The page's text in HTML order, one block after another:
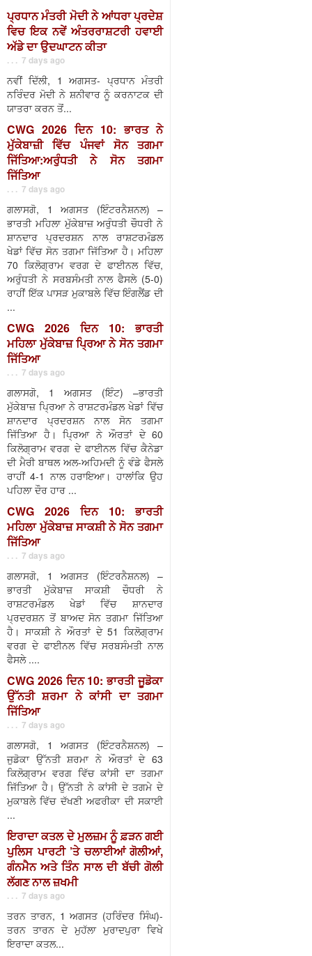
ਪ੍ਰਧਾਨ ਮੰਤਰੀ ਮੋਦੀ ਨੇ ਆਂਧਰਾ ਪ੍ਰਦੇਸ਼
ਵਿਚ ਇਕ ਨਵੇਂ ਅੰਤਰਰਾਸ਼ਟਰੀ ਹਵਾਈ
ਅੱਡੇ ਦਾ ਉਦਘਾਟਨ ਕੀਤਾ
. . . 7 days ago
ਨਵੀਂ ਦਿੱਲੀ, 1 ਅਗਸਤ- ਪ੍ਰਧਾਨ ਮੰਤਰੀ
ਨਰਿੰਦਰ ਮੋਦੀ ਨੇ ਸ਼ਨੀਵਾਰ ਨੂੰ ਕਰਨਾਟਕ ਦੀ
ਯਾਤਰਾ ਕਰਨ ਤੋਂ...
CWG 2026 ਦਿਨ 10: ਭਾਰਤ ਨੇ
ਮੁੱਕੇਬਾਜ਼ੀ ਵਿੱਚ ਪੰਜਵਾਂ ਸੋਨ ਤਗਮਾ
ਜਿੱਤਿਆ:ਅਰੁੰਧਤੀ ਨੇ ਸੋਨ ਤਗਮਾ
ਜਿੱਤਿਆ
. . . 7 days ago
ਗਲਾਸਗੋ, 1 ਅਗਸਤ (ਇੰਟਰਨੈਸ਼ਨਲ) –
ਭਾਰਤੀ ਮਹਿਲਾ ਮੁੱਕੇਬਾਜ਼ ਅਰੁੰਧਤੀ ਚੌਧਰੀ ਨੇ
ਸ਼ਾਨਦਾਰ ਪ੍ਰਦਰਸ਼ਨ ਨਾਲ ਰਾਸ਼ਟਰਮੰਡਲ
ਖੇਡਾਂ ਵਿੱਚ ਸੋਨ ਤਗਮਾ ਜਿੱਤਿਆ ਹੈ। ਮਹਿਲਾ
70 ਕਿਲੋਗ੍ਰਾਮ ਵਰਗ ਦੇ ਫਾਈਨਲ ਵਿੱਚ,
ਅਰੁੰਧਤੀ ਨੇ ਸਰਬਸੰਮਤੀ ਨਾਲ ਫੈਸਲੇ (5-0)
ਰਾਹੀਂ ਇੱਕ ਪਾਸੜ ਮੁਕਾਬਲੇ ਵਿੱਚ ਇੰਗਲੈਂਡ ਦੀ
...
CWG 2026 ਦਿਨ 10: ਭਾਰਤੀ
ਮਹਿਲਾ ਮੁੱਕੇਬਾਜ਼ ਪ੍ਰਿਆ ਨੇ ਸੋਨ ਤਗਮਾ
ਜਿੱਤਿਆ
. . . 7 days ago
ਗਲਾਸਗੋ, 1 ਅਗਸਤ (ਇੰਟ) –ਭਾਰਤੀ
ਮੁੱਕੇਬਾਜ਼ ਪ੍ਰਿਆ ਨੇ ਰਾਸ਼ਟਰਮੰਡਲ ਖੇਡਾਂ ਵਿੱਚ
ਸ਼ਾਨਦਾਰ ਪ੍ਰਦਰਸ਼ਨ ਨਾਲ ਸੋਨ ਤਗਮਾ
ਜਿੱਤਿਆ ਹੈ। ਪ੍ਰਿਆ ਨੇ ਔਰਤਾਂ ਦੇ 60
ਕਿਲੋਗ੍ਰਾਮ ਵਰਗ ਦੇ ਫਾਈਨਲ ਵਿੱਚ ਕੈਨੇਡਾ
ਦੀ ਮੈਰੀ ਬਾਥਲ ਅਲ-ਅਹਿਮਦੀ ਨੂੰ ਵੰਡੇ ਫੈਸਲੇ
ਰਾਹੀਂ 4-1 ਨਾਲ ਹਰਾਇਆ। ਹਾਲਾਂਕਿ ਉਹ
ਪਹਿਲਾ ਦੌਰ ਹਾਰ ...
CWG 2026 ਦਿਨ 10: ਭਾਰਤੀ
ਮਹਿਲਾ ਮੁੱਕੇਬਾਜ਼ ਸਾਕਸ਼ੀ ਨੇ ਸੋਨ ਤਗਮਾ
ਜਿੱਤਿਆ
. . . 7 days ago
ਗਲਾਸਗੋ, 1 ਅਗਸਤ (ਇੰਟਰਨੈਸ਼ਨਲ) –
ਭਾਰਤੀ ਮੁੱਕੇਬਾਜ਼ ਸਾਕਸ਼ੀ ਚੌਧਰੀ ਨੇ
ਰਾਸ਼ਟਰਮੰਡਲ ਖੇਡਾਂ ਵਿੱਚ ਸ਼ਾਨਦਾਰ
ਪ੍ਰਦਰਸ਼ਨ ਤੋਂ ਬਾਅਦ ਸੋਨ ਤਗਮਾ ਜਿੱਤਿਆ
ਹੈ। ਸਾਕਸ਼ੀ ਨੇ ਔਰਤਾਂ ਦੇ 51 ਕਿਲੋਗ੍ਰਾਮ
ਵਰਗ ਦੇ ਫਾਈਨਲ ਵਿੱਚ ਸਰਬਸੰਮਤੀ ਨਾਲ
ਫੈਸਲੇ ....
CWG 2026 ਦਿਨ 10: ਭਾਰਤੀ ਜੂਡੋਕਾ
ਉੱਨਤੀ ਸ਼ਰਮਾ ਨੇ ਕਾਂਸੀ ਦਾ ਤਗਮਾ
ਜਿੱਤਿਆ
. . . 7 days ago
ਗਲਾਸਗੋ, 1 ਅਗਸਤ (ਇੰਟਰਨੈਸ਼ਨਲ) –
ਜੁਡੋਕਾ ਉੱਨਤੀ ਸ਼ਰਮਾ ਨੇ ਔਰਤਾਂ ਦੇ 63
ਕਿਲੋਗ੍ਰਾਮ ਵਰਗ ਵਿੱਚ ਕਾਂਸੀ ਦਾ ਤਗਮਾ
ਜਿੱਤਿਆ ਹੈ। ਉੱਨਤੀ ਨੇ ਕਾਂਸੀ ਦੇ ਤਗਮੇ ਦੇ
ਮੁਕਾਬਲੇ ਵਿੱਚ ਦੱਖਣੀ ਅਫਰੀਕਾ ਦੀ ਸਕਾਈ
...
ਇਰਾਦਾ ਕਤਲ ਦੇ ਮੁਲਜ਼ਮ ਨੂੰ ਫ਼ੜਨ ਗਈ
ਪੁਲਿਸ ਪਾਰਟੀ ’ਤੇ ਚਲਾਈਆਂ ਗੋਲੀਆਂ,
ਗੰਨਮੈਨ ਅਤੇ ਤਿੰਨ ਸਾਲ ਦੀ ਬੱਚੀ ਗੋਲੀ
ਲੱਗਣ ਨਾਲ ਜ਼ਖਮੀ
. . . 7 days ago
ਤਰਨ ਤਾਰਨ, 1 ਅਗਸਤ (ਹਰਿੰਦਰ ਸਿੰਘ)-
ਤਰਨ ਤਾਰਨ ਦੇ ਮੁਹੱਲਾ ਮੁਰਾਦਪੁਰਾ ਵਿਖੇ
ਇਰਾਦਾ ਕਤਲ...